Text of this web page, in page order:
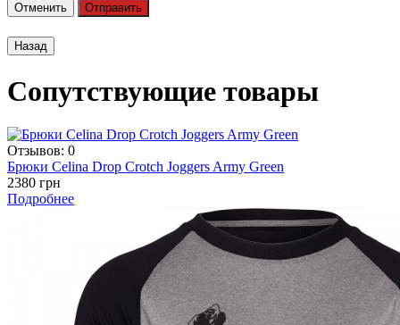
Отменить Отправить
Сопутствующие товары
Отзывов: 0
Брюки Celina Drop Crotch Joggers Army Green
2380 грн
Подробнее